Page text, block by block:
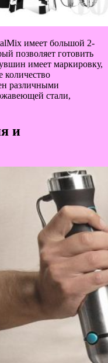
имеет большой 2-
позволяет готовить
имеет маркировку,
количество
различными
стали,
и